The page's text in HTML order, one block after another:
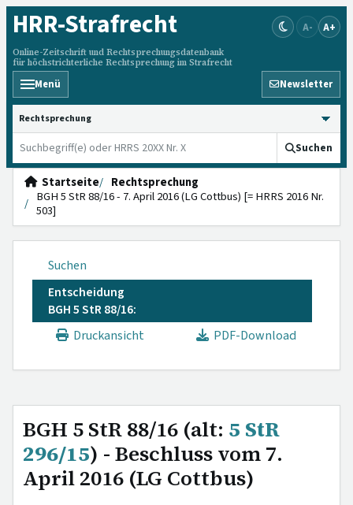
HRR-Strafrecht
Online-Zeitschrift und Rechtsprechungsdatenbank
für höchstrichterliche Rechtsprechung im Strafrecht
A- A+
Menü Newsletter
HRRS durchsuchen
Suchen
Startseite
Rechtsprechung
BGH 5 StR 88/16 - 7. April 2016 (LG Cottbus) [= HRRS 2016 Nr.
503]
Suchen
Entscheidung
BGH 5 StR 88/16:
Druckansicht
PDF-Download
BGH 5 StR 88/16 (alt: 5 StR
296/15) - Beschluss vom 7.
April 2016 (LG Cottbus)